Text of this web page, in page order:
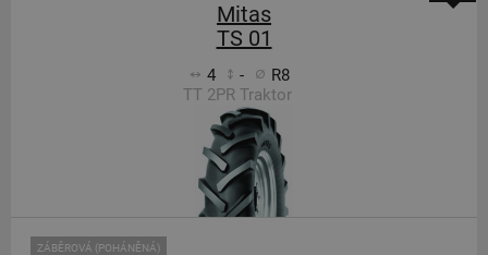
Mitas
TS 01
4 -
R8
TT 2PR Traktor
ZÁBĚROVÁ (POHÁNĚNÁ)